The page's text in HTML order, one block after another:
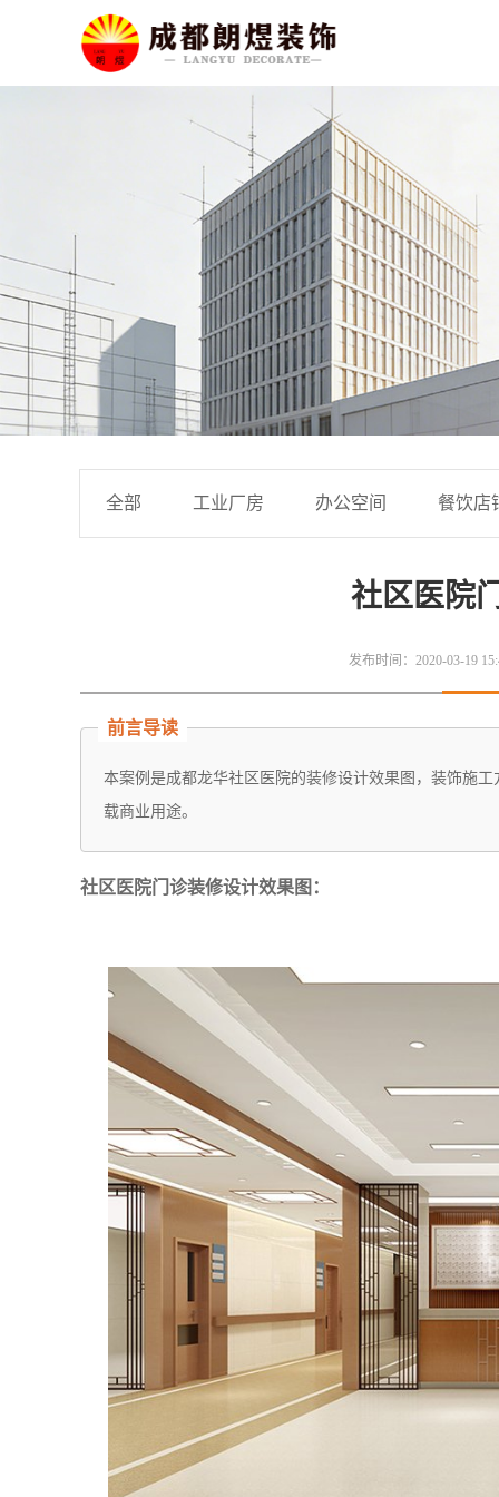
全部 工业厂房 办公空间 餐饮店
社区医院
发布时间：2020-03-19
前言导读
本案例是成都龙华社区医院的装修设计效果图，装饰施
载商业用途。
社区医院门诊装修设计效果图：